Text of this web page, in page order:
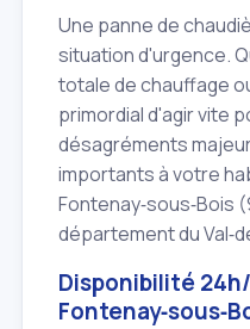
Une panne de
situation d'urgence.
totale de chauffage
primordial d'agir vite
désagréments
importants à votre
Fontenay‑sous‑Bois
département du
Disponibilité